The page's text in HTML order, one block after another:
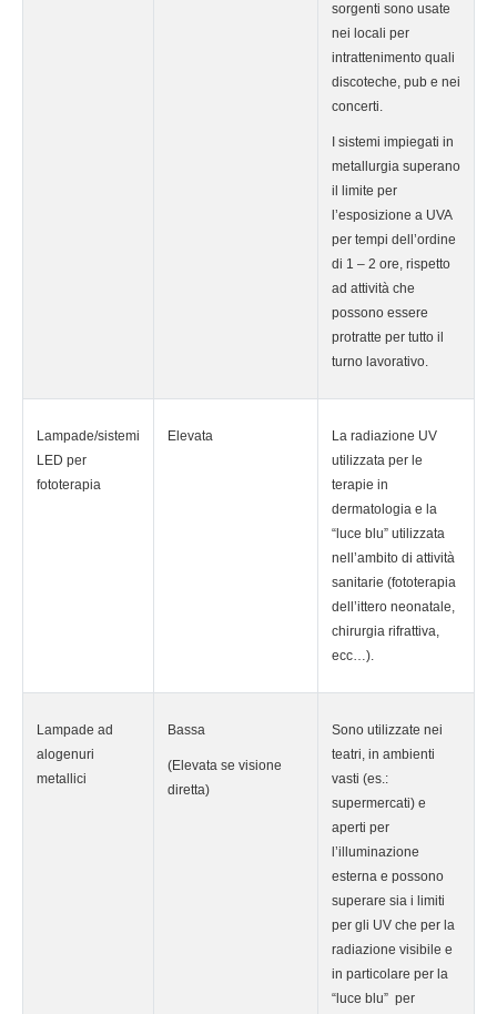
sorgenti sono usate
nei locali per
intrattenimento quali
discoteche, pub e nei
concerti.
I sistemi impiegati in
metallurgia superano
il limite per
l’esposizione a UVA
per tempi dell’ordine
di 1 – 2 ore, rispetto
ad attività che
possono essere
protratte per tutto il
turno lavorativo.
Lampade/sistemi
LED per
fototerapia
Elevata
La radiazione UV
utilizzata per le
terapie in
dermatologia e la
“luce blu” utilizzata
nell’ambito di attività
sanitarie (fototerapia
dell’ittero neonatale,
chirurgia rifrattiva,
ecc…).
Lampade ad
alogenuri
metallici
Bassa
(Elevata se visione
diretta)
Sono utilizzate nei
teatri, in ambienti
vasti (es.:
supermercati) e
aperti per
l’illuminazione
esterna e possono
superare sia i limiti
per gli UV che per la
radiazione visibile e
in particolare per la
“luce blu” per